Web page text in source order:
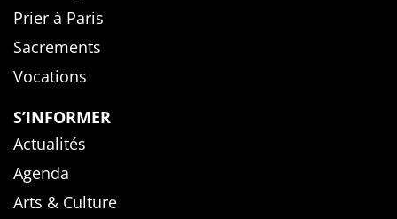
Prier à Paris
Sacrements
Vocations
S’INFORMER
Actualités
Agenda
Arts & Culture